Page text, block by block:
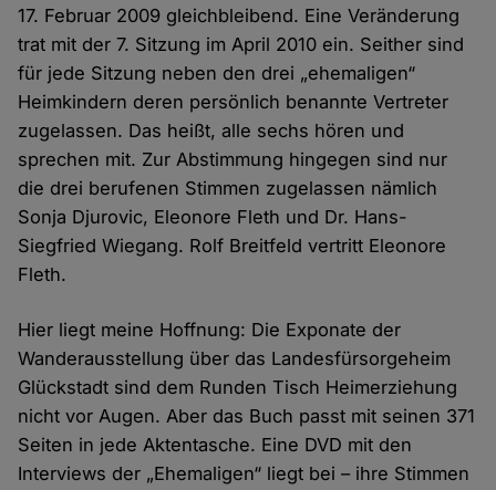
17. Februar 2009 gleichbleibend. Eine Veränderung
trat mit der 7. Sitzung im April 2010 ein. Seither sind
für jede Sitzung neben den drei „ehemaligen“
Heimkindern deren persönlich benannte Vertreter
zugelassen. Das heißt, alle sechs hören und
sprechen mit. Zur Abstimmung hingegen sind nur
die drei berufenen Stimmen zugelassen nämlich
Sonja Djurovic, Eleonore Fleth und Dr. Hans-
Siegfried Wiegang. Rolf Breitfeld vertritt Eleonore
Fleth.
Hier liegt meine Hoffnung: Die Exponate der
Wanderausstellung über das Landesfürsorgeheim
Glückstadt sind dem Runden Tisch Heimerziehung
nicht vor Augen. Aber das Buch passt mit seinen 371
Seiten in jede Aktentasche. Eine DVD mit den
Interviews der „Ehemaligen“ liegt bei – ihre Stimmen